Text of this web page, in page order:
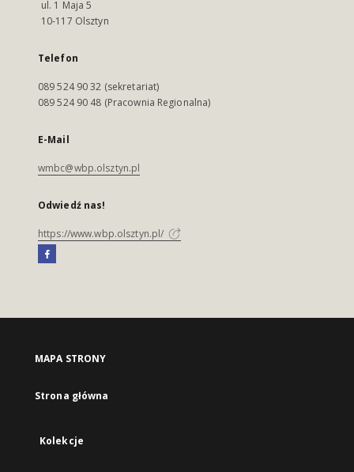
ul. 1 Maja 5
10-117 Olsztyn
Telefon
089 524 90 32 (sekretariat)
089 524 90 48 (Pracownia Regionalna)
E-Mail
wmbc@wbp.olsztyn.pl
Odwiedź nas!
https://www.wbp.olsztyn.pl/
MAPA STRONY
Strona główna
Kolekcje